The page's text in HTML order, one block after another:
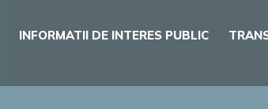
INFORMATII DE INTERES PUBLIC